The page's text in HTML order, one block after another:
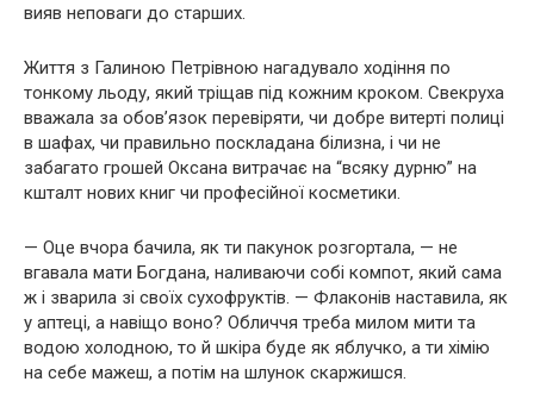
вияв неповаги до старших.
Життя з Галиною Петрівною нагадувало ходіння по
тонкому льоду, який тріщав під кожним кроком. Свекруха
вважала за обов’язок перевіряти, чи добре витерті полиці
в шафах, чи правильно поскладана білизна, і чи не
забагато грошей Оксана витрачає на “всяку дурню” на
кшталт нових книг чи професійної косметики.
— Оце вчора бачила, як ти пакунок розгортала, — не
вгавала мати Богдана, наливаючи собі компот, який сама
ж і зварила зі своїх сухофруктів. — Флаконів наставила, як
у аптеці, а навіщо воно? Обличчя треба милом мити та
водою холодною, то й шкіра буде як яблучко, а ти хімію
на себе мажеш, а потім на шлунок скаржишся.